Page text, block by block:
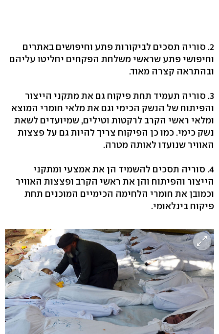
2. סוריה תסכים לביקורות פתע וחיפושים באתרים
וחיפושי פתע שראשי משלחת הפקחים יחליטו עליהם
ובהתראה קצרה מאוד.
3. סוריה תעמיד תחת פיקוח גם את מתקני הייצור
והפיתוח של הנשק הכימי וגם את מלאי חומרי המוצא
ומלאי ראשי הקרב לרקטות וטילים, שמיועדים לשאת
נשק כימי. כמו כן הפיקוח צריך להיות גם על פצצות
האוויר שנועדו לאותה מטרה.
4. סוריה תסכים להשמיד הן את אמצעי ומתקני
הייצור והפיתוח והן את ראשי הקרב ופצצות האוויר
וכמובן את חומרי הלחימה הכימיים המוכנים תחת
פיקוח בינלאומי.